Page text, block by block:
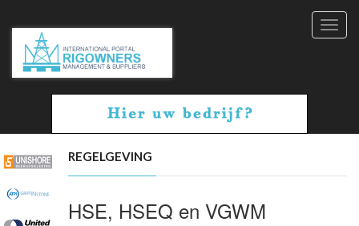
REGELGEVING
HSE, HSEQ en VGWM